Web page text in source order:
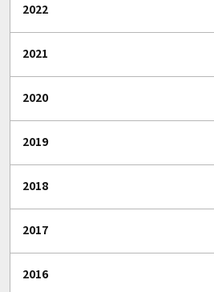
2022
2021
2020
2019
2018
2017
2016